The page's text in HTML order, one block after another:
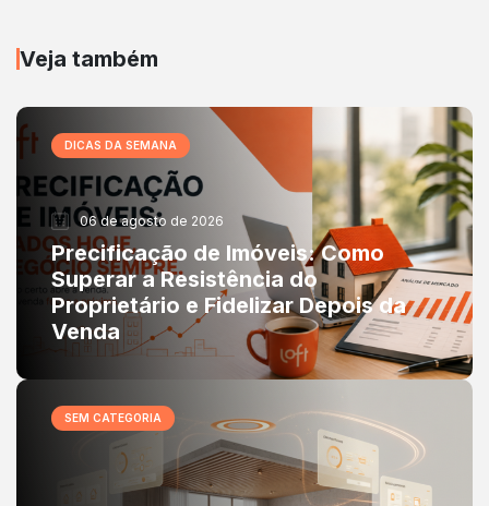
Veja também
DICAS DA SEMANA
06 de agosto de 2026
Precificação de Imóveis: Como
Superar a Resistência do
Proprietário e Fidelizar Depois da
Venda
SEM CATEGORIA